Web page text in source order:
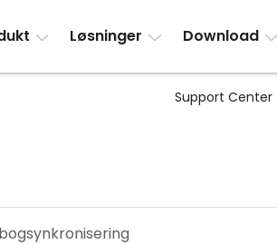
Løsninger Download
Support Center